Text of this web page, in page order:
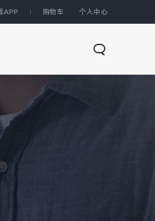
APP 购物车 个人中心